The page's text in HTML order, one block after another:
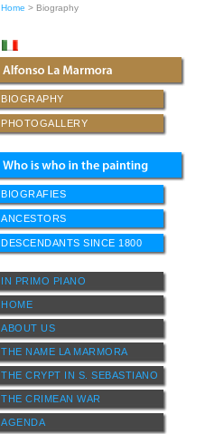
Home > Biography
BIOGRAPHY
PHOTOGALLERY
BIOGRAFIES
ANCESTORS
DESCENDANTS SINCE 1800
IN PRIMO PIANO
HOME
ABOUT US
THE NAME LA MARMORA
THE CRYPT IN S. SEBASTIANO
THE CRIMEAN WAR
AGENDA